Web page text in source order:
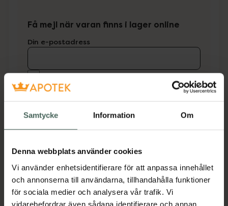
Samtycke Information Om
Denna webbplats använder cookies
Vi använder enhetsidentifierare för att anpassa innehållet
och annonserna till användarna, tillhandahålla funktioner
för sociala medier och analysera vår trafik. Vi
vidarebefordrar även sådana identifierare och annan
Få mejl när varan finns i lager online
Din e-postadress
Jag accepterar villkoren
Fler produkter från Mádara
Beskrivning Dölj
Ger näring och reparerar ett torrt, skadat hår